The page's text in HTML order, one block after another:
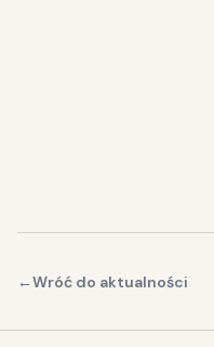
←Wróć do aktualności